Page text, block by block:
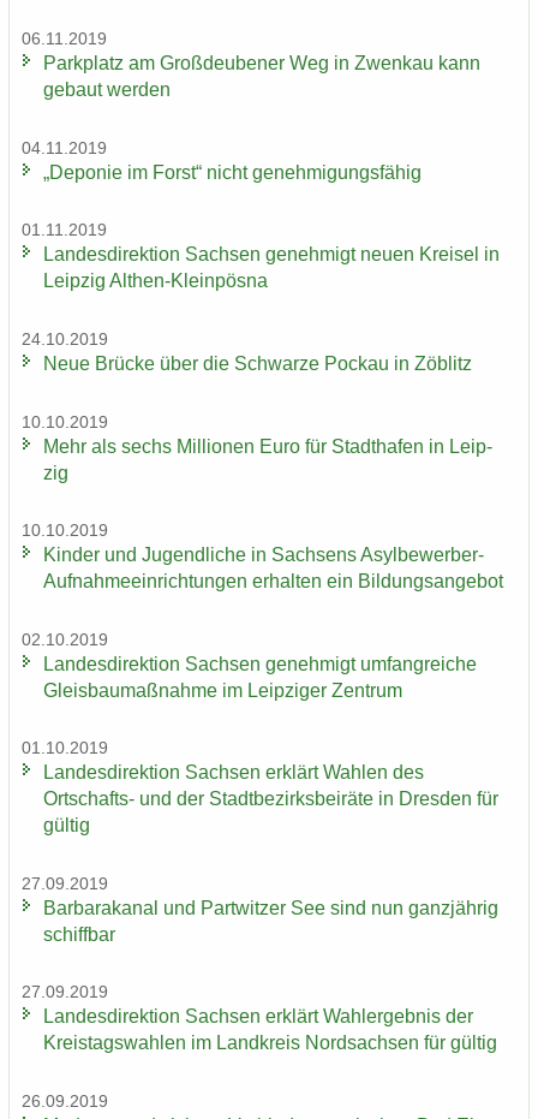
06.11.2019
Park­platz am Groß­deu­be­ner Weg in Zwenkau kann
ge­baut wer­den
04.11.2019
„De­po­nie im Forst“ nicht ge­neh­mi­gungs­fä­hig
01.11.2019
Lan­des­di­rek­ti­on Sach­sen ge­neh­migt neuen Krei­sel in
Leip­zig Althen-​Kleinpösna
24.10.2019
Neue Brü­cke über die Schwar­ze Po­ckau in Zö­blitz
10.10.2019
Mehr als sechs Mil­lio­nen Euro für Stadt­ha­fen in Leip­
zig
10.10.2019
Kin­der und Ju­gend­li­che in Sach­sens Asylbewerber-​
Aufnahmeeinrichtungen er­hal­ten ein Bil­dungs­an­ge­bot
02.10.2019
Lan­des­di­rek­ti­on Sach­sen ge­neh­migt um­fang­rei­che
Gleis­bau­maß­nah­me im Leip­zi­ger Zen­trum
01.10.2019
Lan­des­di­rek­ti­on Sach­sen er­klärt Wah­len des
Ortschafts-​ und der Stadt­be­zirks­bei­rä­te in Dres­den für
gül­tig
27.09.2019
Bar­ba­ra­ka­nal und Part­wit­zer See sind nun ganz­jäh­rig
schiff­bar
27.09.2019
Lan­des­di­rek­ti­on Sach­sen er­klärt Wahl­er­geb­nis der
Kreis­tags­wah­len im Land­kreis Nord­sach­sen für gül­tig
26.09.2019